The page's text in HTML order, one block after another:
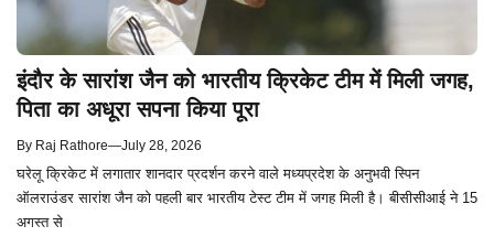
इंदौर के सारांश जैन को भारतीय क्रिकेट टीम में मिली जगह,
पिता का अधूरा सपना किया पूरा
By Raj Rathore—July 28, 2026
घरेलू क्रिकेट में लगातार शानदार प्रदर्शन करने वाले मध्यप्रदेश के अनुभवी स्पिन
ऑलराउंडर सारांश जैन को पहली बार भारतीय टेस्ट टीम में जगह मिली है। बीसीसीआई ने 15
अगस्त से